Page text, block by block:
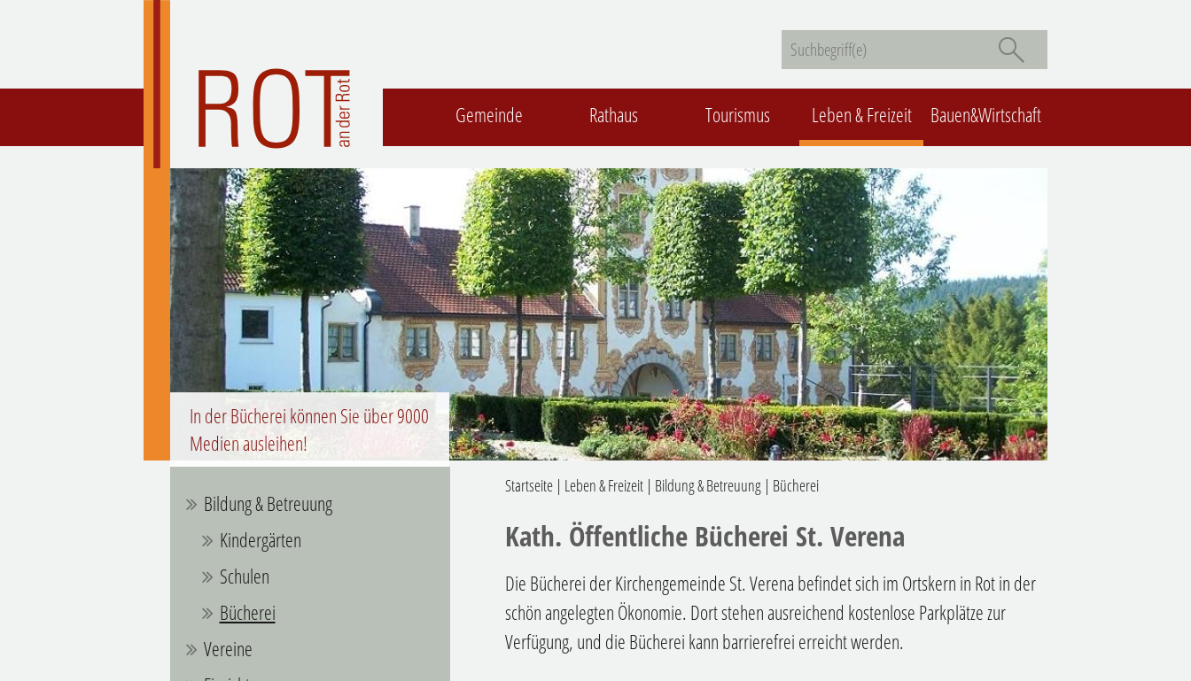
Gemeinde Rathaus Tourismus Leben & Freizeit Bauen&Wirtschaft
In der Bücherei können Sie über 9000
Medien ausleihen!
Bildung & Betreuung
Kindergärten
Schulen
Bücherei
Vereine
Startseite | Leben & Freizeit | Bildung & Betreuung | Bücherei
Kath. Öffentliche Bücherei St. Verena
Die Bücherei der Kirchengemeinde St. Verena befindet sich im Ortskern in Rot in der
schön angelegten Ökonomie. Dort stehen ausreichend kostenlose Parkplätze zur
Verfügung, und die Bücherei kann barrierefrei erreicht werden.